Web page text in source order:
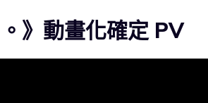
》動畫化確定 PV